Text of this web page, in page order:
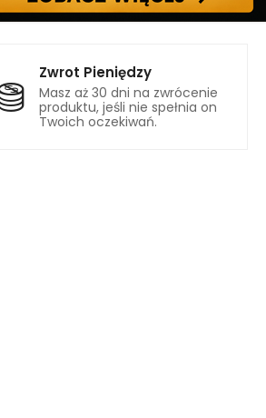
Zwrot Pieniędzy
Masz aż 30 dni na zwrócenie
produktu, jeśli nie spełnia on
Twoich oczekiwań.